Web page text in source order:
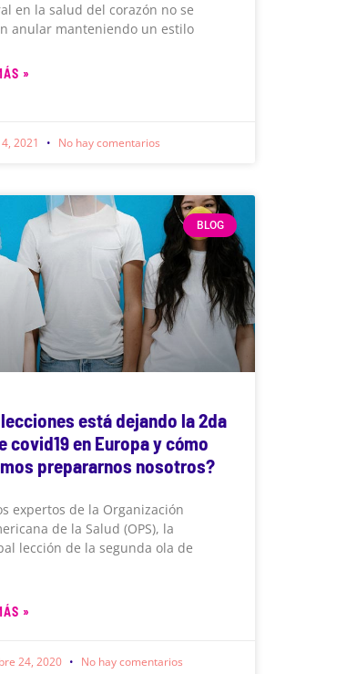
en la salud del corazón no se
anular manteniendo un estilo
»
2021 No hay comentarios
BLOG
lecciones está dejando la 2da
covid19 en Europa y cómo
prepararnos nosotros?
expertos de la Organización
de la Salud (OPS), la
lección de la segunda ola de
»
24, 2020 No hay comentarios